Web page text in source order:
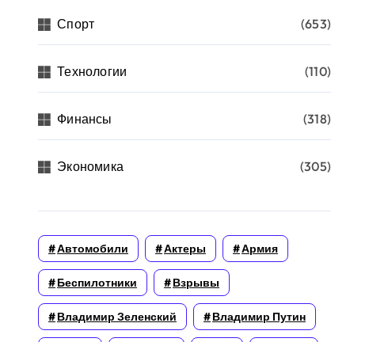
Спорт (653)
Технологии (110)
Финансы (318)
Экономика (305)
Автомобили Актеры Армия
Беспилотники Взрывы
Владимир Зеленский Владимир Путин